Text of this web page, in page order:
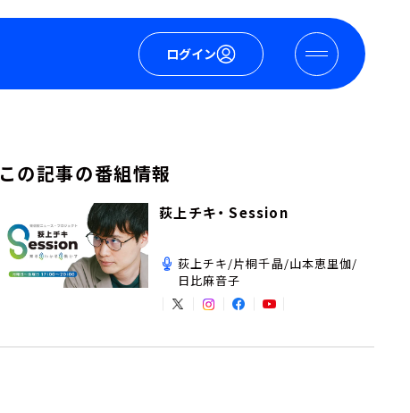
ログイン
この記事の番組情報
荻上チキ・ Session
荻上チキ/片桐千晶/山本恵里伽/
日比麻音子